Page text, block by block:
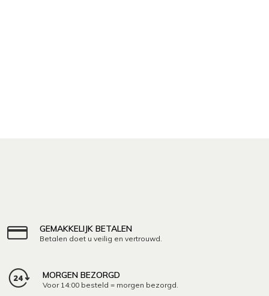
GEMAKKELIJK BETALEN
Betalen doet u veilig en vertrouwd.
MORGEN BEZORGD
Voor 14:00 besteld = morgen bezorgd.